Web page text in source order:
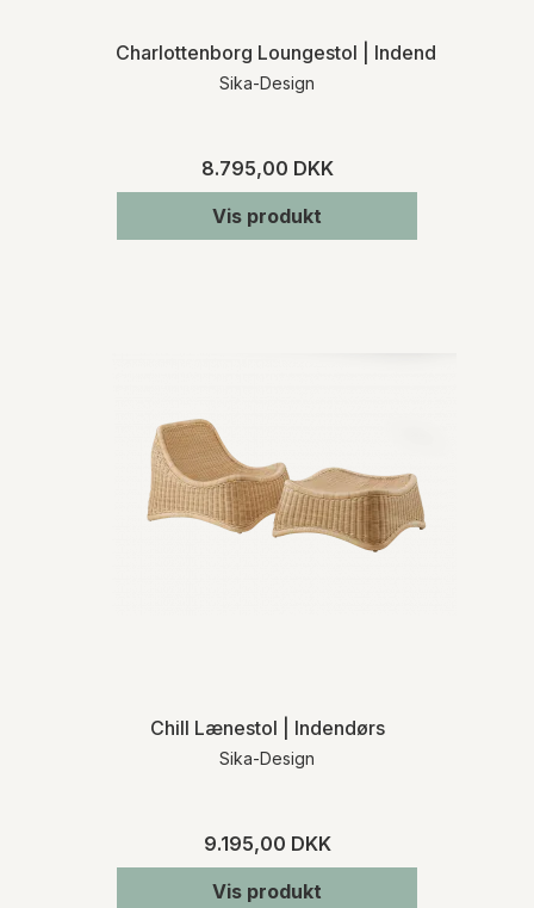
Charlottenborg Loungestol | Indendørs
Sika-Design
8.795,00 DKK
Vis produkt
Chill Lænestol | Indendørs
Sika-Design
9.195,00 DKK
Vis produkt